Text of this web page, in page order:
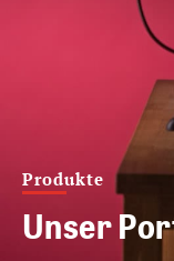
Produkte
Unser